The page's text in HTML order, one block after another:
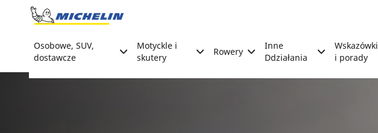
Go to page content
Osobowe, SUV,
dostawcze
Motyckle i
skutery
Rowery
Inne
Ddziałania
Wskazówki
i porady